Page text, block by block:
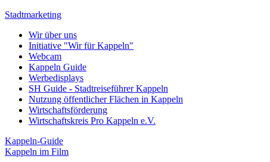
Stadtmarketing
Wir über uns
Initiative "Wir für Kappeln"
Webcam
Kappeln Guide
Werbedisplays
SH Guide - Stadtreiseführer Kappeln
Nutzung öffentlicher Flächen in Kappeln
Wirtschaftsförderung
Wirtschaftskreis Pro Kappeln e.V.
Kappeln-Guide
Kappeln im Film